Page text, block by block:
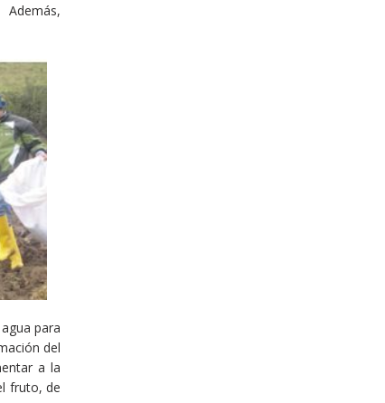
para
del
a la
fruto, de